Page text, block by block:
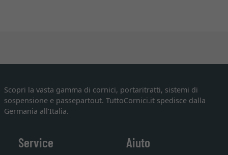
Scopri la vasta gamma di cornici, portaritratti, sistemi di
sospensione e passepartout. TuttoCornici.it spedisce dalla
Germania all'Italia.
Service Aiuto